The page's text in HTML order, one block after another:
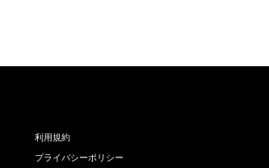
利用規約
プライバシーポリシー